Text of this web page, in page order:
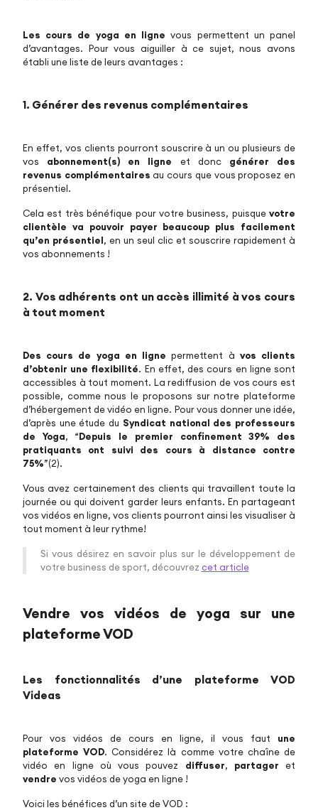
Les cours de yoga en ligne vous permettent un panel
d’avantages. Pour vous aiguiller à ce sujet, nous avons
établi une liste de leurs avantages :
1. Générer des revenus complémentaires
En effet, vos clients pourront souscrire à un ou plusieurs de
vos abonnement(s) en ligne et donc générer des
revenus complémentaires au cours que vous proposez en
présentiel.
Cela est très bénéfique pour votre business, puisque votre
clientèle va pouvoir payer beaucoup plus facilement
qu’en présentiel, en un seul clic et souscrire rapidement à
vos abonnements !
2. Vos adhérents ont un accès illimité à vos cours
à tout moment
Des cours de yoga en ligne permettent à vos clients
d’obtenir une flexibilité. En effet, des cours en ligne sont
accessibles à tout moment. La rediffusion de vos cours est
possible, comme nous le proposons sur notre plateforme
d’hébergement de vidéo en ligne. Pour vous donner une idée,
d’après une étude du Syndicat national des professeurs
de Yoga, “Depuis le premier confinement 39% des
pratiquants ont suivi des cours à distance contre
75%”(2).
Vous avez certainement des clients qui travaillent toute la
journée ou qui doivent garder leurs enfants. En partageant
vos vidéos en ligne, vos clients pourront ainsi les visualiser à
tout moment à leur rythme!
Si vous désirez en savoir plus sur le développement de
votre business de sport, découvrez cet article
Vendre vos vidéos de yoga sur une
plateforme VOD
Les fonctionnalités d’une plateforme VOD
Videas
Pour vos vidéos de cours en ligne, il vous faut une
plateforme VOD. Considérez là comme votre chaîne de
vidéo en ligne où vous pouvez diffuser, partager et
vendre vos vidéos de yoga en ligne !
Voici les bénéfices d’un site de VOD :